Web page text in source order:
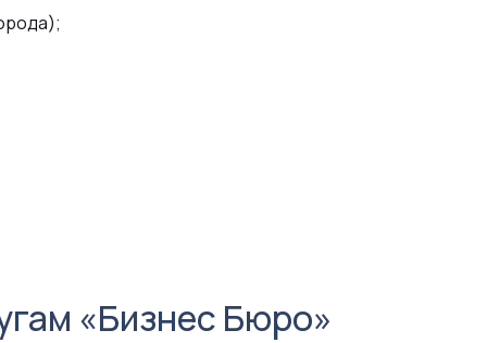
«Бизнес Бюро»